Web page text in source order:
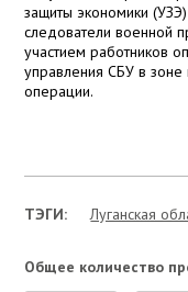
защиты экономики
следователи военной
участием работников
управления СБУ в зоне
операции.
ТЭГИ: Луганская
Общее количество